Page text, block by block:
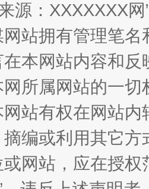
源：XXXXXXX
站拥有管理笔
在本网站内容和
所属网站的一
站有权在网站
编或利用其它
网站，应在授